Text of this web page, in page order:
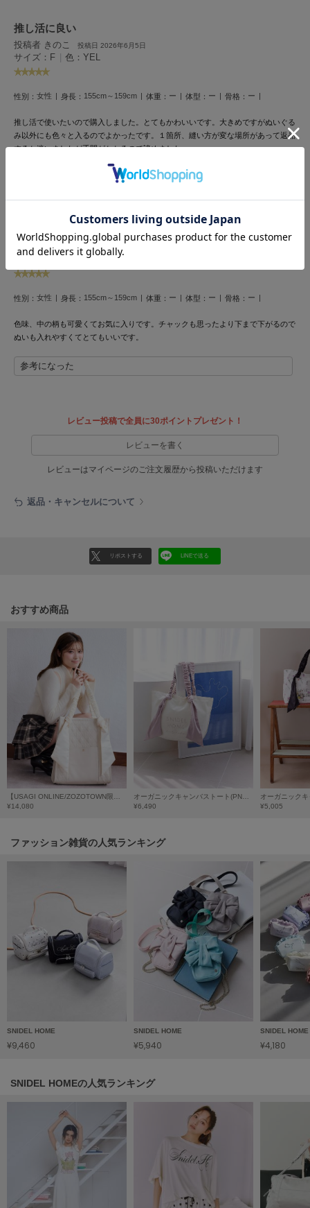
HOKA ONEONE
ホカ オネオネ
キーン
le coq sportif
ルコックスポルティフ
レスポートサック
LILY BROWN
リリーブラウン
LILY BROWN Lingerie
リリーブラウンランジェリー
リトルユニオン トウキョウ
made of Organics
ミラオーウェン
モワージュ
ミュシャ
NEW Balance
ニューバランス
nezu
NIKE
ナウンス
ヌル
Onitsuka Tiger
オニツカ タイガー
オルグ
PATRICK
パトリック
推し活に良い
投稿者 きのこ 投稿日 2026年6月5日
サイズ：F 色：YEL
性別： 女性 身長： 155cm～159cm 体重： ー 体型： ー 骨格： ー
推し活で使いたいので購入しました。とてもかわいいです。大きめですがぬいぐる
み以外にも色々と入るのでよかったです。１箇所、縫い方が変な場所があって返品
するか迷いましたが手間がかかるので諦めました。
投稿者 やこ 投稿日 2024年11月30日
色：LAV
性別： 女性 身長： 155cm～159cm 体重： ー 体型： ー 骨格： ー
色味、中の柄も可愛くてお気に入りです。チャックも思ったより下まで下がるので
ぬいも入れやすくてとてもいいです。
参考になった
レビュー投稿で全員に30ポイントプレゼント！
レビューを書く
レビューはマイページのご注文履歴から投稿いただけます
返品・キャンセルについて
リポストする LINEで送る
おすすめ商品
¥14,080
¥6,490
¥5,005
ファッション雑貨の人気ランキング
SNIDEL HOME
¥9,460
SNIDEL HOME
¥5,940
SNIDEL HOME
¥4,180
SNIDEL HOMEの人気ランキング